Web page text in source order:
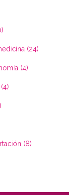
(24)
(4)
(8)